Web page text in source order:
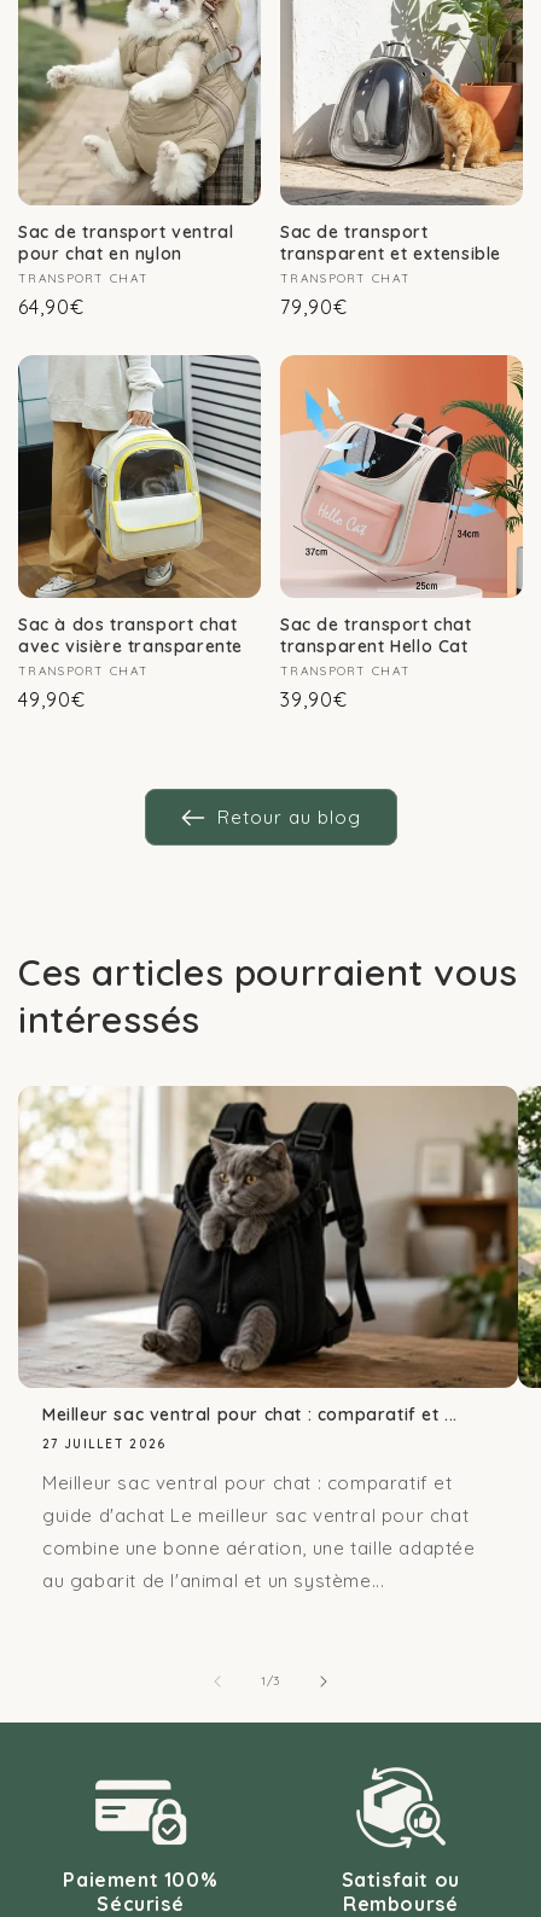
Sac de transport ventral
pour chat en nylon
Fournisseur :
TRANSPORT CHAT
Prix
64,90€
Sac de transport
transparent et extensible
Fournisseur :
TRANSPORT CHAT
Prix
79,90€
Sac à dos transport chat
avec visière transparente
Fournisseur :
TRANSPORT CHAT
Prix
49,90€
Sac de transport chat
transparent Hello Cat
Fournisseur :
TRANSPORT CHAT
Prix
39,90€
Retour au blog
Ces articles pourraient vous
intéressés
Meilleur sac ventral pour chat : comparatif et ...
27 JUILLET 2026
Meilleur sac ventral pour chat : comparatif et
guide d'achat Le meilleur sac ventral pour chat
combine une bonne aération, une taille adaptée
au gabarit de l'animal et un système...
1/de
3
Paiement 100%
Sécurisé
Satisfait ou
Remboursé